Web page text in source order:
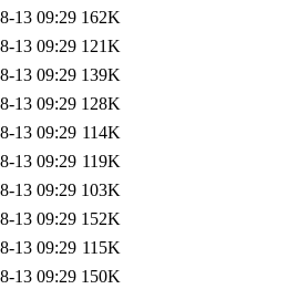
13 09:29 162K
13 09:29 121K
13 09:29 139K
13 09:29 128K
13 09:29 114K
13 09:29 119K
13 09:29 103K
13 09:29 152K
13 09:29 115K
13 09:29 150K